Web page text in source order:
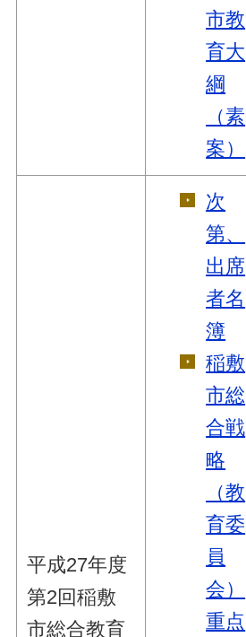
市教
育大
綱
（素
案）
平成27年度
第2回稲敷
市総合教育
次
第、
出席
者名
簿
稲敷
市総
合戦
略
（教
育委
員
会）
重点